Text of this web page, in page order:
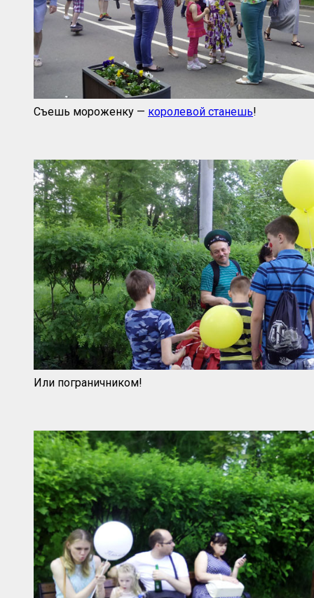
Съешь мороженку — королевой станешь!
Или пограничником!